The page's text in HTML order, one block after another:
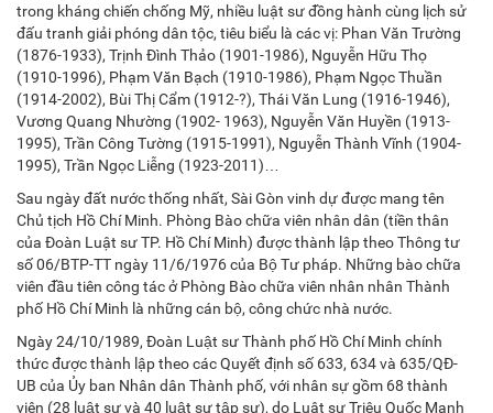
trong kháng chiến chống Mỹ, nhiều luật sư đồng hành cùng lịch sử
đấu tranh giải phóng dân tộc, tiêu biểu là các vị: Phan Văn Trường
(1876-1933), Trịnh Đình Thảo (1901-1986), Nguyễn Hữu Thọ
(1910-1996), Phạm Văn Bạch (1910-1986), Phạm Ngọc Thuần
(1914-2002), Bùi Thị Cẩm (1912-?), Thái Văn Lung (1916-1946),
Vương Quang Nhường (1902- 1963), Nguyễn Văn Huyền (1913-
1995), Trần Công Tường (1915-1991), Nguyễn Thành Vĩnh (1904-
1995), Trần Ngọc Liễng (1923-2011)…
Sau ngày đất nước thống nhất, Sài Gòn vinh dự được mang tên
Chủ tịch Hồ Chí Minh. Phòng Bào chữa viên nhân dân (tiền thân
của Đoàn Luật sư TP. Hồ Chí Minh) được thành lập theo Thông tư
số 06/BTP-TT ngày 11/6/1976 của Bộ Tư pháp. Những bào chữa
viên đầu tiên công tác ở Phòng Bào chữa viên nhân nhân Thành
phố Hồ Chí Minh là những cán bộ, công chức nhà nước.
Ngày 24/10/1989, Đoàn Luật sư Thành phố Hồ Chí Minh chính
thức được thành lập theo các Quyết định số 633, 634 và 635/QĐ-
UB của Ủy ban Nhân dân Thành phố, với nhân sự gồm 68 thành
viên (28 luật sư và 40 luật sư tập sự), do Luật sư Triệu Quốc Mạnh